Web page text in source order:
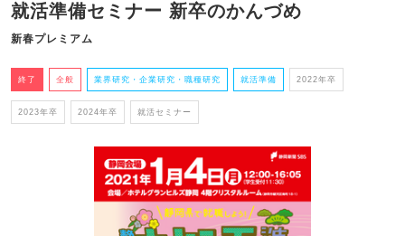
就活準備セミナー 新卒のかんづめ
新春プレミアム
終了 全般 業界研究・企業研究・職種研究 就活準備 2022年卒
2023年卒 2024年卒 就活セミナー